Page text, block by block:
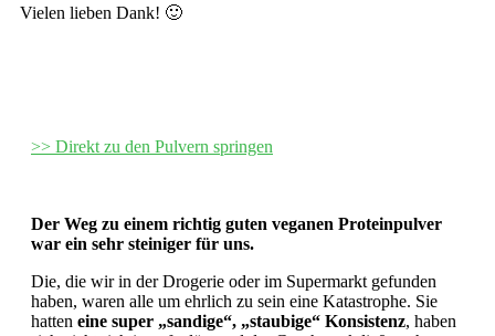
Vielen lieben Dank! 🙂
>> Direkt zu den Pulvern springen
Der Weg zu einem richtig guten veganen Proteinpulver
war ein sehr steiniger für uns.
Die, die wir in der Drogerie oder im Supermarkt gefunden
haben, waren alle um ehrlich zu sein eine Katastrophe. Sie
hatten eine super „sandige“, „staubige“ Konsistenz, haben